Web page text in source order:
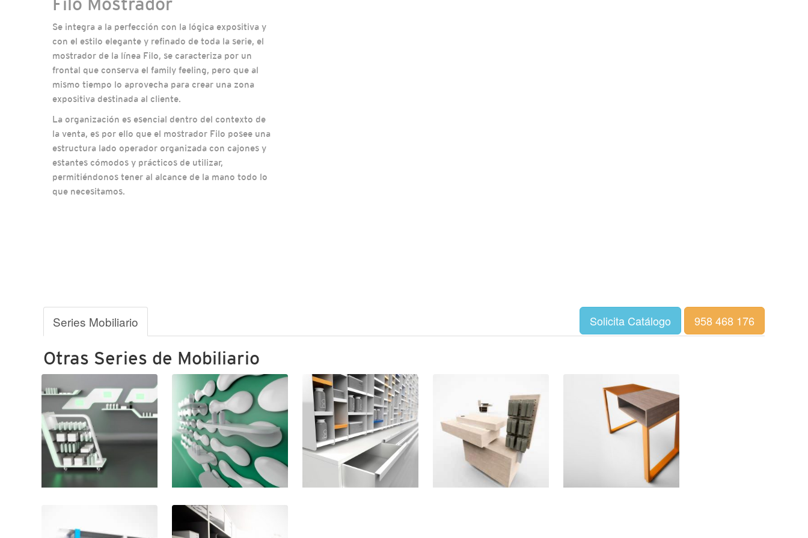
Se integra a la perfección con la lógica expositiva y
con el estilo elegante y refinado de toda la serie, el
mostrador de la línea Filo, se caracteriza por un
frontal que conserva el family feeling, pero que al
mismo tiempo lo aprovecha para crear una zona
expositiva destinada al cliente.
La organización es esencial dentro del contexto de
la venta, es por ello que el mostrador Filo posee una
estructura lado operador organizada con cajones y
estantes cómodos y prácticos de utilizar,
permitiéndonos tener al alcance de la mano todo lo
que necesitamos.
Solicita Catálogo 958 468 176
Series Mobiliario
Otras Series de Mobiliario